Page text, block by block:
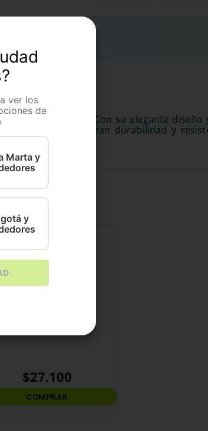
de Icono Pets. Con su elegante diseño
calidad garantizan durabilidad y
$27.100
COMPRAR
ver los
de
Marta y
y